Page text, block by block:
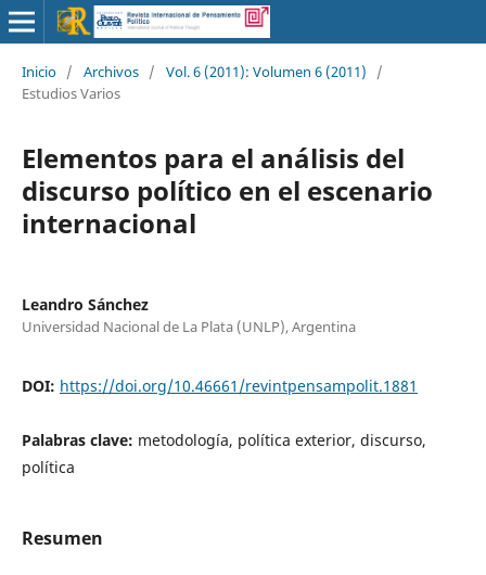
Inicio / Archivos / Vol. 6 (2011): Volumen 6 (2011)
/
Estudios Varios
Elementos para el análisis del
discurso político en el escenario
internacional
Leandro Sánchez
Universidad Nacional de La Plata (UNLP), Argentina
DOI: https://doi.org/10.46661/revintpensampolit.1881
Palabras clave: metodología, política exterior, discurso,
política
Resumen